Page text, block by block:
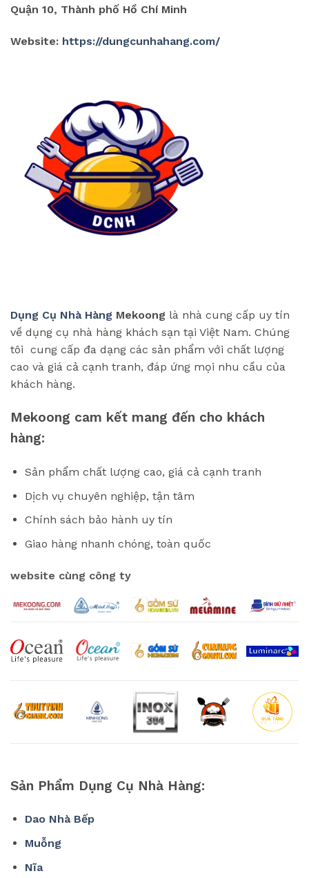
Quận 10, Thành phố Hồ Chí Minh
Website: https://dungcunhahang.com/
Dụng Cụ Nhà Hàng Mekoong là nhà cung cấp uy tín
về dụng cụ nhà hàng khách sạn tại Việt Nam. Chúng
tôi cung cấp đa dạng các sản phẩm với chất lượng
cao và giá cả cạnh tranh, đáp ứng mọi nhu cầu của
khách hàng.
Mekoong cam kết mang đến cho khách
hàng:
Sản phẩm chất lượng cao, giá cả cạnh tranh
Dịch vụ chuyên nghiệp, tận tâm
Chính sách bảo hành uy tín
Giao hàng nhanh chóng, toàn quốc
website cùng công ty
Sản Phẩm Dụng Cụ Nhà Hàng:
Dao Nhà Bếp
Muỗng
Nĩa